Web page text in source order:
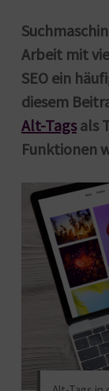
Arbeit mit
SEO ein
diesem
Alt-Tagsals
Funktionen